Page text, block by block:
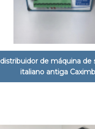
distribuidor de máquina de
italiano antiga